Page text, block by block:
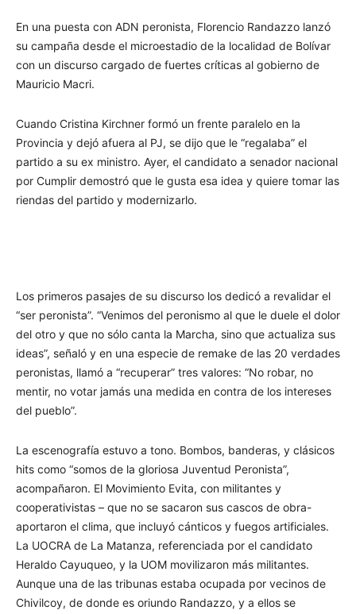
En una puesta con ADN peronista, Florencio Randazzo lanzó
su campaña desde el microestadio de la localidad de Bolívar
con un discurso cargado de fuertes críticas al gobierno de
Mauricio Macri.
Cuando Cristina Kirchner formó un frente paralelo en la
Provincia y dejó afuera al PJ, se dijo que le “regalaba” el
partido a su ex ministro. Ayer, el candidato a senador nacional
por Cumplir demostró que le gusta esa idea y quiere tomar las
riendas del partido y modernizarlo.
Los primeros pasajes de su discurso los dedicó a revalidar el
“ser peronista”. “Venimos del peronismo al que le duele el dolor
del otro y que no sólo canta la Marcha, sino que actualiza sus
ideas”, señaló y en una especie de remake de las 20 verdades
peronistas, llamó a “recuperar” tres valores: “No robar, no
mentir, no votar jamás una medida en contra de los intereses
del pueblo”.
La escenografía estuvo a tono. Bombos, banderas, y clásicos
hits como “somos de la gloriosa Juventud Peronista”,
acompañaron. El Movimiento Evita, con militantes y
cooperativistas – que no se sacaron sus cascos de obra-
aportaron el clima, que incluyó cánticos y fuegos artificiales.
La UOCRA de La Matanza, referenciada por el candidato
Heraldo Cayuqueo, y la UOM movilizaron más militantes.
Aunque una de las tribunas estaba ocupada por vecinos de
Chivilcoy, de donde es oriundo Randazzo, y a ellos se